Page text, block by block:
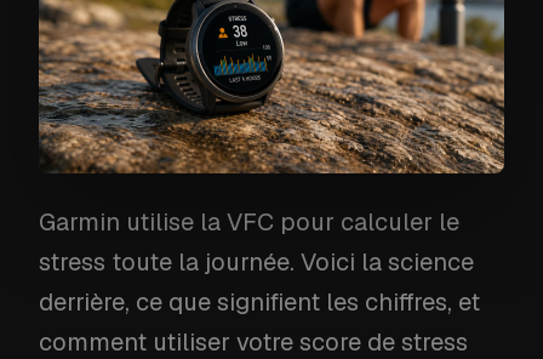
Garmin utilise la VFC pour calculer le
stress toute la journée. Voici la science
derrière, ce que signifient les chiffres, et
comment utiliser votre score de stress